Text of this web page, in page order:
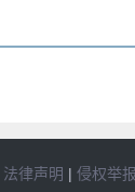
法律声明 | 侵权举报